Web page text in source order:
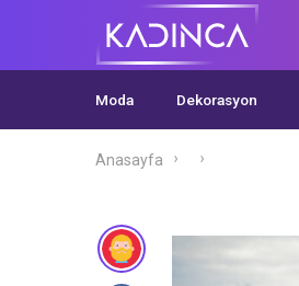
Moda Dekorasyon
Anasayfa